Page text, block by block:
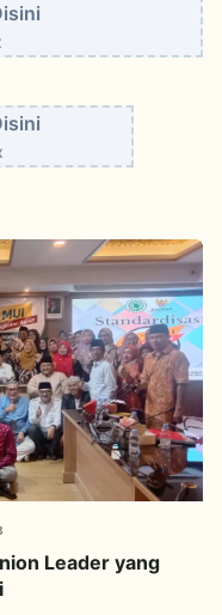
Leader yang